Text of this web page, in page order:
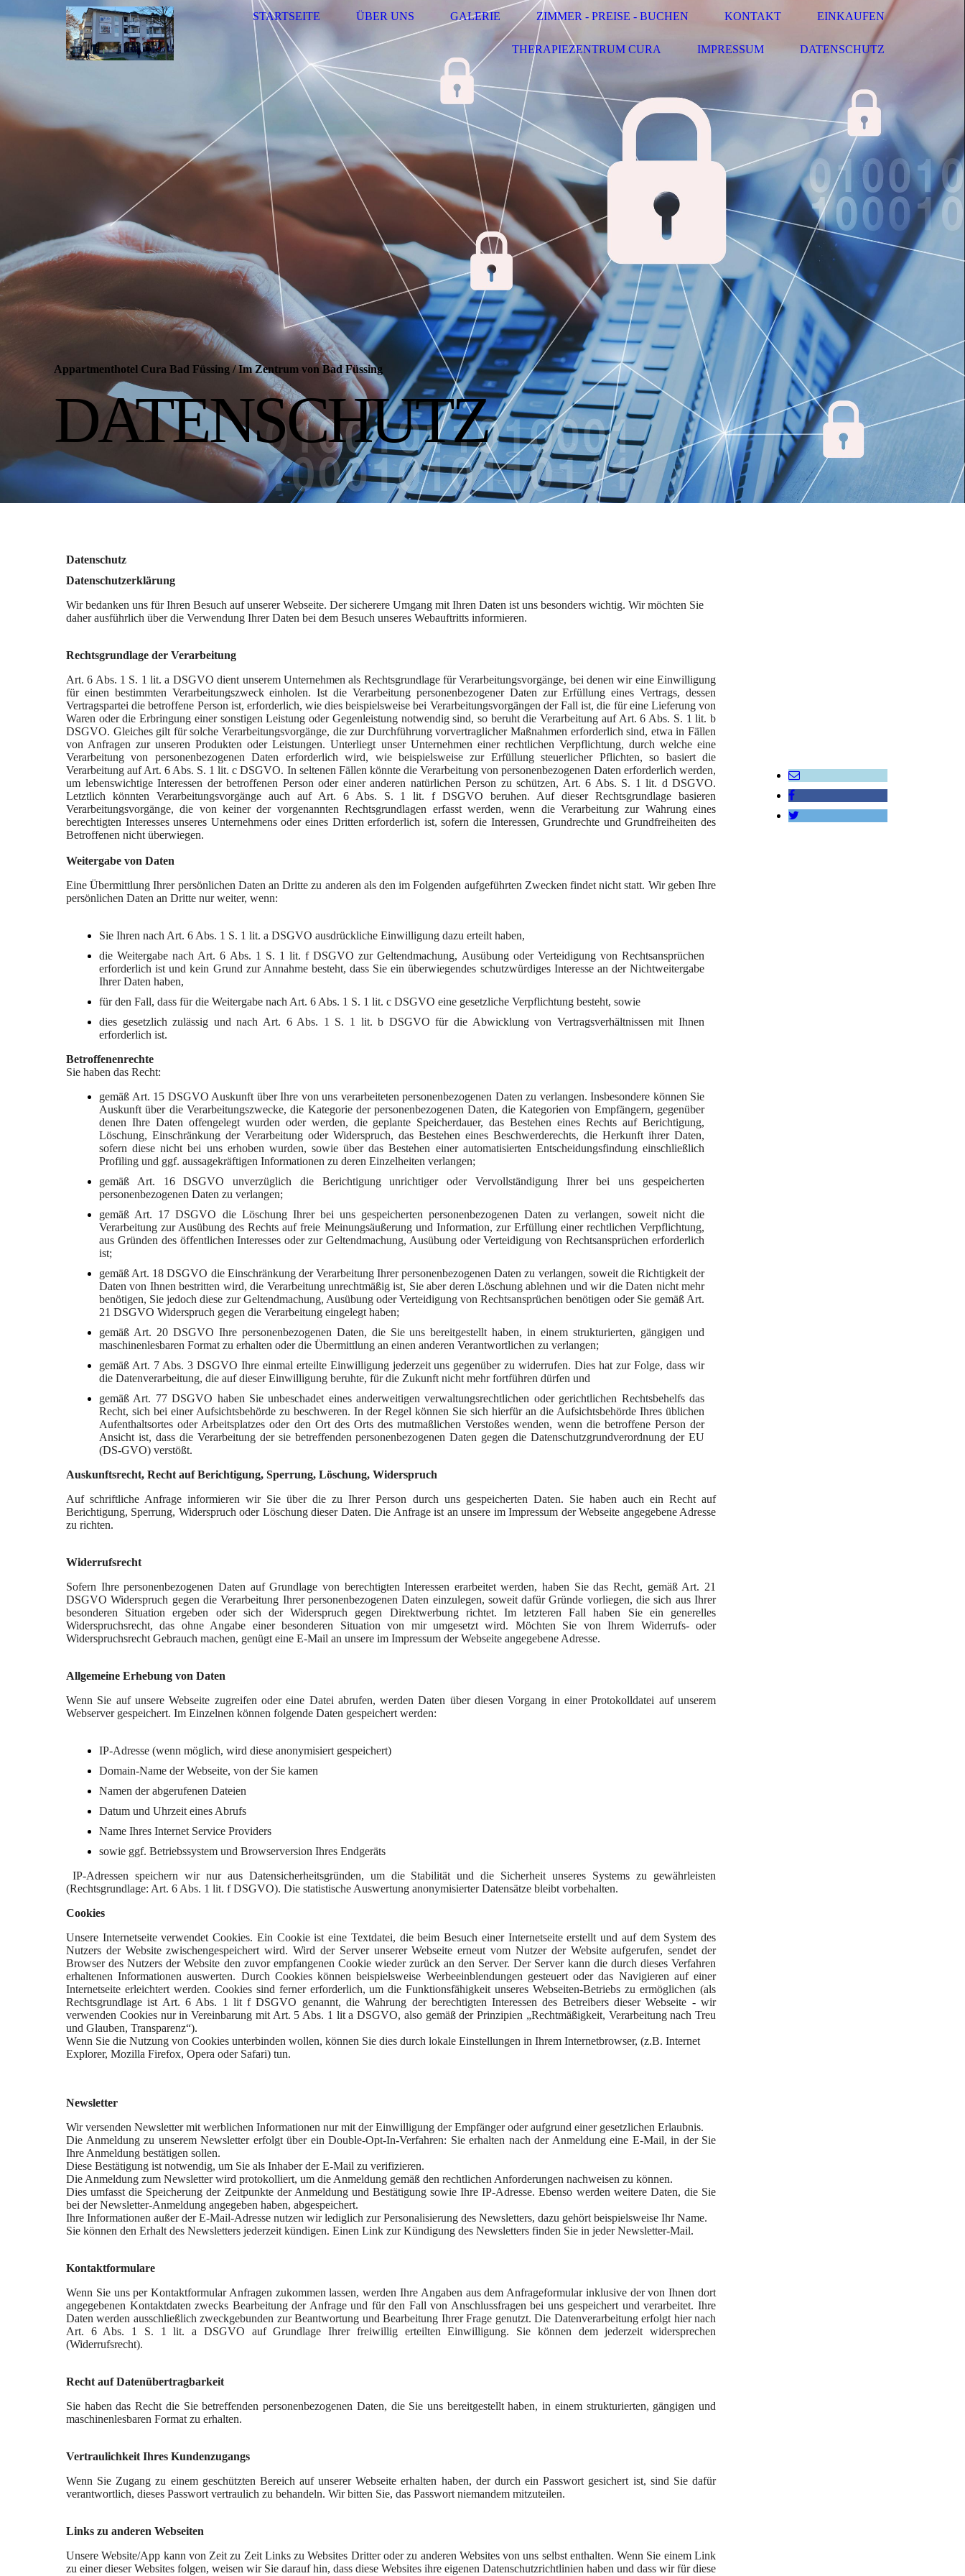
STARTSEITE ÜBER UNS GALERIE ZIMMER - PREISE - BUCHEN KONTAKT EINKAUFEN
THERAPIEZENTRUM CURA IMPRESSUM DATENSCHUTZ
Appartmenthotel Cura Bad Füssing/Im Zentrum von Bad Füssing
DATENSCHUTZ
Datenschutz
Datenschutzerklärung
Wir bedanken uns für Ihren Besuch auf unserer Webseite. Der sicherere Umgang mit Ihren Daten ist uns besonders wichtig. Wir möchten Sie
daher ausführlich über die Verwendung Ihrer Daten bei dem Besuch unseres Webauftritts informieren.
Rechtsgrundlage der Verarbeitung
Art. 6 Abs. 1 S. 1 lit. a DSGVO dient unserem Unternehmen als Rechtsgrundlage für Verarbeitungsvorgänge, bei denen wir eine Einwilligung
für einen bestimmten Verarbeitungszweck einholen. Ist die Verarbeitung personenbezogener Daten zur Erfüllung eines Vertrags, dessen
Vertragspartei die betroffene Person ist, erforderlich, wie dies beispielsweise bei Verarbeitungsvorgängen der Fall ist, die für eine Lieferung von
Waren oder die Erbringung einer sonstigen Leistung oder Gegenleistung notwendig sind, so beruht die Verarbeitung auf Art. 6 Abs. S. 1 lit. b
DSGVO. Gleiches gilt für solche Verarbeitungsvorgänge, die zur Durchführung vorvertraglicher Maßnahmen erforderlich sind, etwa in Fällen
von Anfragen zur unseren Produkten oder Leistungen. Unterliegt unser Unternehmen einer rechtlichen Verpflichtung, durch welche eine
Verarbeitung von personenbezogenen Daten erforderlich wird, wie beispielsweise zur Erfüllung steuerlicher Pflichten, so basiert die
Verarbeitung auf Art. 6 Abs. S. 1 lit. c DSGVO. In seltenen Fällen könnte die Verarbeitung von personenbezogenen Daten erforderlich werden,
um lebenswichtige Interessen der betroffenen Person oder einer anderen natürlichen Person zu schützen, Art. 6 Abs. S. 1 lit. d DSGVO.
Letztlich könnten Verarbeitungsvorgänge auch auf Art. 6 Abs. S. 1 lit. f DSGVO beruhen. Auf dieser Rechtsgrundlage basieren
Verarbeitungsvorgänge, die von keiner der vorgenannten Rechtsgrundlagen erfasst werden, wenn die Verarbeitung zur Wahrung eines
berechtigten Interesses unseres Unternehmens oder eines Dritten erforderlich ist, sofern die Interessen, Grundrechte und Grundfreiheiten des
Betroffenen nicht überwiegen.
Weitergabe von Daten
Eine Übermittlung Ihrer persönlichen Daten an Dritte zu anderen als den im Folgenden aufgeführten Zwecken findet nicht statt. Wir geben Ihre
persönlichen Daten an Dritte nur weiter, wenn:
Sie Ihren nach Art. 6 Abs. 1 S. 1 lit. a DSGVO ausdrückliche Einwilligung dazu erteilt haben,
die Weitergabe nach Art. 6 Abs. 1 S. 1 lit. f DSGVO zur Geltendmachung, Ausübung oder Verteidigung von Rechtsansprüchen
erforderlich ist und kein Grund zur Annahme besteht, dass Sie ein überwiegendes schutzwürdiges Interesse an der Nichtweitergabe
Ihrer Daten haben,
für den Fall, dass für die Weitergabe nach Art. 6 Abs. 1 S. 1 lit. c DSGVO eine gesetzliche Verpflichtung besteht, sowie
dies gesetzlich zulässig und nach Art. 6 Abs. 1 S. 1 lit. b DSGVO für die Abwicklung von Vertragsverhältnissen mit Ihnen
erforderlich ist.
Betroffenenrechte
Sie haben das Recht:
gemäß Art. 15 DSGVO Auskunft über Ihre von uns verarbeiteten personenbezogenen Daten zu verlangen. Insbesondere können Sie
Auskunft über die Verarbeitungszwecke, die Kategorie der personenbezogenen Daten, die Kategorien von Empfängern, gegenüber
denen Ihre Daten offengelegt wurden oder werden, die geplante Speicherdauer, das Bestehen eines Rechts auf Berichtigung,
Löschung, Einschränkung der Verarbeitung oder Widerspruch, das Bestehen eines Beschwerderechts, die Herkunft ihrer Daten,
sofern diese nicht bei uns erhoben wurden, sowie über das Bestehen einer automatisierten Entscheidungsfindung einschließlich
Profiling und ggf. aussagekräftigen Informationen zu deren Einzelheiten verlangen;
gemäß Art. 16 DSGVO unverzüglich die Berichtigung unrichtiger oder Vervollständigung Ihrer bei uns gespeicherten
personenbezogenen Daten zu verlangen;
gemäß Art. 17 DSGVO die Löschung Ihrer bei uns gespeicherten personenbezogenen Daten zu verlangen, soweit nicht die
Verarbeitung zur Ausübung des Rechts auf freie Meinungsäußerung und Information, zur Erfüllung einer rechtlichen Verpflichtung,
aus Gründen des öffentlichen Interesses oder zur Geltendmachung, Ausübung oder Verteidigung von Rechtsansprüchen erforderlich
ist;
gemäß Art. 18 DSGVO die Einschränkung der Verarbeitung Ihrer personenbezogenen Daten zu verlangen, soweit die Richtigkeit der
Daten von Ihnen bestritten wird, die Verarbeitung unrechtmäßig ist, Sie aber deren Löschung ablehnen und wir die Daten nicht mehr
benötigen, Sie jedoch diese zur Geltendmachung, Ausübung oder Verteidigung von Rechtsansprüchen benötigen oder Sie gemäß Art.
21 DSGVO Widerspruch gegen die Verarbeitung eingelegt haben;
gemäß Art. 20 DSGVO Ihre personenbezogenen Daten, die Sie uns bereitgestellt haben, in einem strukturierten, gängigen und
maschinenlesbaren Format zu erhalten oder die Übermittlung an einen anderen Verantwortlichen zu verlangen;
gemäß Art. 7 Abs. 3 DSGVO Ihre einmal erteilte Einwilligung jederzeit uns gegenüber zu widerrufen. Dies hat zur Folge, dass wir
die Datenverarbeitung, die auf dieser Einwilligung beruhte, für die Zukunft nicht mehr fortführen dürfen und
gemäß Art. 77 DSGVO haben Sie unbeschadet eines anderweitigen verwaltungsrechtlichen oder gerichtlichen Rechtsbehelfs das
Recht, sich bei einer Aufsichtsbehörde zu beschweren. In der Regel können Sie sich hierfür an die Aufsichtsbehörde Ihres üblichen
Aufenthaltsortes oder Arbeitsplatzes oder den Ort des Orts des mutmaßlichen Verstoßes wenden, wenn die betroffene Person der
Ansicht ist, dass die Verarbeitung der sie betreffenden personenbezogenen Daten gegen die Datenschutzgrundverordnung der EU
(DS-GVO) verstößt.
Auskunftsrecht, Recht auf Berichtigung, Sperrung, Löschung, Widerspruch
Auf schriftliche Anfrage informieren wir Sie über die zu Ihrer Person durch uns gespeicherten Daten. Sie haben auch ein Recht auf
Berichtigung, Sperrung, Widerspruch oder Löschung dieser Daten. Die Anfrage ist an unsere im Impressum der Webseite angegebene Adresse
zu richten.
Widerrufsrecht
Sofern Ihre personenbezogenen Daten auf Grundlage von berechtigten Interessen erarbeitet werden, haben Sie das Recht, gemäß Art. 21
DSGVO Widerspruch gegen die Verarbeitung Ihrer personenbezogenen Daten einzulegen, soweit dafür Gründe vorliegen, die sich aus Ihrer
besonderen Situation ergeben oder sich der Widerspruch gegen Direktwerbung richtet. Im letzteren Fall haben Sie ein generelles
Widerspruchsrecht, das ohne Angabe einer besonderen Situation von mir umgesetzt wird. Möchten Sie von Ihrem Widerrufs- oder
Widerspruchsrecht Gebrauch machen, genügt eine E-Mail an unsere im Impressum der Webseite angegebene Adresse.
Allgemeine Erhebung von Daten
Wenn Sie auf unsere Webseite zugreifen oder eine Datei abrufen, werden Daten über diesen Vorgang in einer Protokolldatei auf unserem
Webserver gespeichert. Im Einzelnen können folgende Daten gespeichert werden:
IP-Adresse (wenn möglich, wird diese anonymisiert gespeichert)
Domain-Name der Webseite, von der Sie kamen
Namen der abgerufenen Dateien
Datum und Uhrzeit eines Abrufs
Name Ihres Internet Service Providers
sowie ggf. Betriebssystem und Browserversion Ihres Endgeräts
IP-Adressen speichern wir nur aus Datensicherheitsgründen, um die Stabilität und die Sicherheit unseres Systems zu gewährleisten
(Rechtsgrundlage: Art. 6 Abs. 1 lit. f DSGVO). Die statistische Auswertung anonymisierter Datensätze bleibt vorbehalten.
Cookies
Unsere Internetseite verwendet Cookies. Ein Cookie ist eine Textdatei, die beim Besuch einer Internetseite erstellt und auf dem System des
Nutzers der Website zwischengespeichert wird. Wird der Server unserer Webseite erneut vom Nutzer der Website aufgerufen, sendet der
Browser des Nutzers der Website den zuvor empfangenen Cookie wieder zurück an den Server. Der Server kann die durch dieses Verfahren
erhaltenen Informationen auswerten. Durch Cookies können beispielsweise Werbeeinblendungen gesteuert oder das Navigieren auf einer
Internetseite erleichtert werden. Cookies sind ferner erforderlich, um die Funktionsfähigkeit unseres Webseiten-Betriebs zu ermöglichen (als
Rechtsgrundlage ist Art. 6 Abs. 1 lit f DSGVO genannt, die Wahrung der berechtigten Interessen des Betreibers dieser Webseite - wir
verwenden Cookies nur in Vereinbarung mit Art. 5 Abs. 1 lit a DSGVO, also gemäß der Prinzipien „Rechtmäßigkeit, Verarbeitung nach Treu
und Glauben, Transparenz“).
Wenn Sie die Nutzung von Cookies unterbinden wollen, können Sie dies durch lokale Einstellungen in Ihrem Internetbrowser, (z.B. Internet
Explorer, Mozilla Firefox, Opera oder Safari) tun.
Newsletter
Wir versenden Newsletter mit werblichen Informationen nur mit der Einwilligung der Empfänger oder aufgrund einer gesetzlichen Erlaubnis.
Die Anmeldung zu unserem Newsletter erfolgt über ein Double-Opt-In-Verfahren: Sie erhalten nach der Anmeldung eine E-Mail, in der Sie
Ihre Anmeldung bestätigen sollen.
Diese Bestätigung ist notwendig, um Sie als Inhaber der E-Mail zu verifizieren.
Die Anmeldung zum Newsletter wird protokolliert, um die Anmeldung gemäß den rechtlichen Anforderungen nachweisen zu können.
Dies umfasst die Speicherung der Zeitpunkte der Anmeldung und Bestätigung sowie Ihre IP-Adresse. Ebenso werden weitere Daten, die Sie
bei der Newsletter-Anmeldung angegeben haben, abgespeichert.
Ihre Informationen außer der E-Mail-Adresse nutzen wir lediglich zur Personalisierung des Newsletters, dazu gehört beispielsweise Ihr Name.
Sie können den Erhalt des Newsletters jederzeit kündigen. Einen Link zur Kündigung des Newsletters finden Sie in jeder Newsletter-Mail.
Kontaktformulare
Wenn Sie uns per Kontaktformular Anfragen zukommen lassen, werden Ihre Angaben aus dem Anfrageformular inklusive der von Ihnen dort
angegebenen Kontaktdaten zwecks Bearbeitung der Anfrage und für den Fall von Anschlussfragen bei uns gespeichert und verarbeitet. Ihre
Daten werden ausschließlich zweckgebunden zur Beantwortung und Bearbeitung Ihrer Frage genutzt. Die Datenverarbeitung erfolgt hier nach
Art. 6 Abs. 1 S. 1 lit. a DSGVO auf Grundlage Ihrer freiwillig erteilten Einwilligung. Sie können dem jederzeit widersprechen
(Widerrufsrecht).
Recht auf Datenübertragbarkeit
Sie haben das Recht die Sie betreffenden personenbezogenen Daten, die Sie uns bereitgestellt haben, in einem strukturierten, gängigen und
maschinenlesbaren Format zu erhalten.
Vertraulichkeit Ihres Kundenzugangs
Wenn Sie Zugang zu einem geschützten Bereich auf unserer Webseite erhalten haben, der durch ein Passwort gesichert ist, sind Sie dafür
verantwortlich, dieses Passwort vertraulich zu behandeln. Wir bitten Sie, das Passwort niemandem mitzuteilen.
Links zu anderen Webseiten
Unsere Website/App kann von Zeit zu Zeit Links zu Websites Dritter oder zu anderen Websites von uns selbst enthalten. Wenn Sie einem Link
zu einer dieser Websites folgen, weisen wir Sie darauf hin, dass diese Websites ihre eigenen Datenschutzrichtlinien haben und dass wir für diese